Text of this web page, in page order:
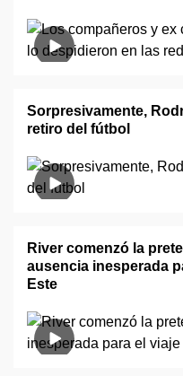
Sorpresivamente,
retiro del fútbol
River comenzó la
ausencia inesperada
Este